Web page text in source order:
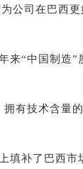
司在巴西
中国制造”
技术含量
补了巴西市